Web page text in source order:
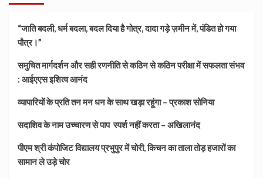
“जाति बदली, धर्म बदला, बदल दिया है गोत्र, दादा गड़े ज़मीन में, पंडित हो गया
पौत्र।”
समुचित मार्गदर्शन और सही रणनीति से कठिन से कठिन परीक्षा में सफलता संभव
: आईएएस इशित्व आनंद
व्यापारियों के प्रति तन मन धन के साथ खड़ा रहूंगा – प्रकाश सोनिया
सदाशिव के नाम उच्चारण से पाप स्पर्श नहीं करता – अखिलानंद
पीएम श्री कंपोजिट विद्यालय प्रभुपुर में चोरी, किचन का ताला तोड़ हजारों का
सामान ले उड़े चोर